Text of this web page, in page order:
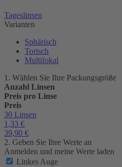
Tageslinsen
Varianten
Sphärisch
Torisch
Multifokal
1. Wählen Sie Ihre Packungsgröße
Anzahl Linsen
Preis pro Linse
Preis
30 Linsen
1,33 €
39,90 €
2. Geben Sie Ihre Werte an
Anmelden und meine Werte laden
Linkes Auge